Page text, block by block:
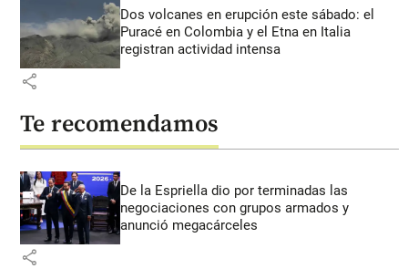
Dos volcanes en erupción este sábado: el
Puracé en Colombia y el Etna en Italia
registran actividad intensa
share
Te recomendamos
De la Espriella dio por terminadas las
negociaciones con grupos armados y
anunció megacárceles
share